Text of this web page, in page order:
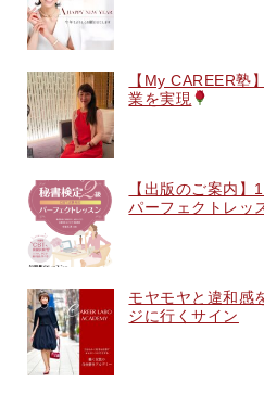
【My CAREER塾
業を実現
【出版のご案内
パーフェクトレッ
モヤモヤと違和感
ジに行くサイン